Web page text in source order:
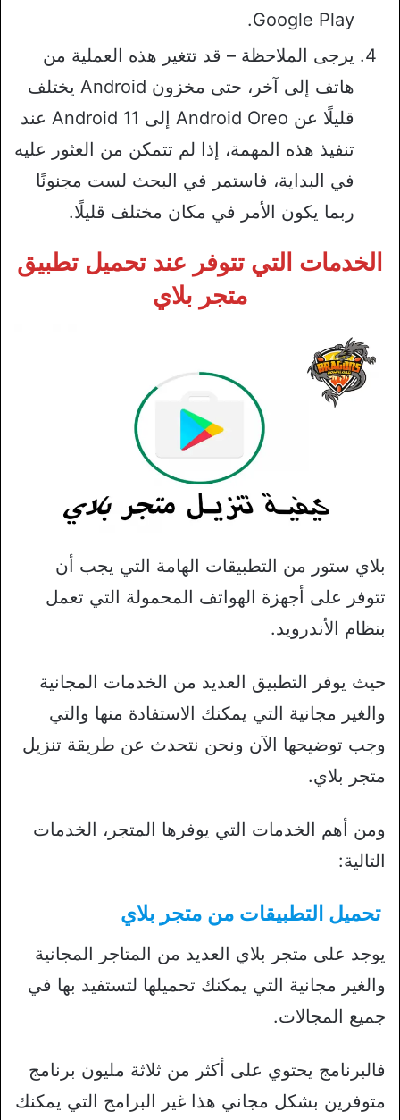
Google Play.
يرجى الملاحظة – قد تتغير هذه العملية من
هاتف إلى آخر، حتى مخزون Android يختلف
قليلًا عن Android Oreo إلى Android 11 عند
تنفيذ هذه المهمة، إذا لم تتمكن من العثور عليه
في البداية، فاستمر في البحث لست مجنونًا
ربما يكون الأمر في مكان مختلف قليلًا.
الخدمات التي تتوفر عند تحميل تطبيق
متجر بلاي
بلاي ستور من التطبيقات الهامة التي يجب أن
تتوفر على أجهزة الهواتف المحمولة التي تعمل
بنظام الأندرويد.
حيث يوفر التطبيق العديد من الخدمات المجانية
والغير مجانية التي يمكنك الاستفادة منها والتي
وجب توضيحها الآن ونحن نتحدث عن طريقة تنزيل
متجر بلاي.
ومن أهم الخدمات التي يوفرها المتجر، الخدمات
التالية:
تحميل التطبيقات من متجر بلاي
يوجد على متجر بلاي العديد من المتاجر المجانية
والغير مجانية التي يمكنك تحميلها لتستفيد بها في
جميع المجالات.
فالبرنامج يحتوي على أكثر من ثلاثة مليون برنامج
متوفرين بشكل مجاني هذا غير البرامج التي يمكنك